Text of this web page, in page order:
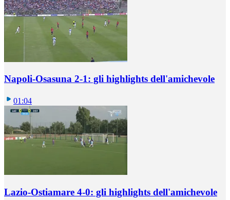
Napoli-Osasuna 2-1: gli highlights dell'amichevole
01:04
Lazio-Ostiamare 4-0: gli highlights dell'amichevole